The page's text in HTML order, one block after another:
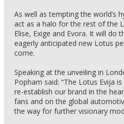
As well as tempting the world’s
act as a halo for the rest of the
Elise, Exige and Evora. It will do
eagerly anticipated new Lotus
come.
Speaking at the unveiling in
Popham said: “The Lotus Evija
re-establish our brand in the
fans and on the global
the way for further visionary